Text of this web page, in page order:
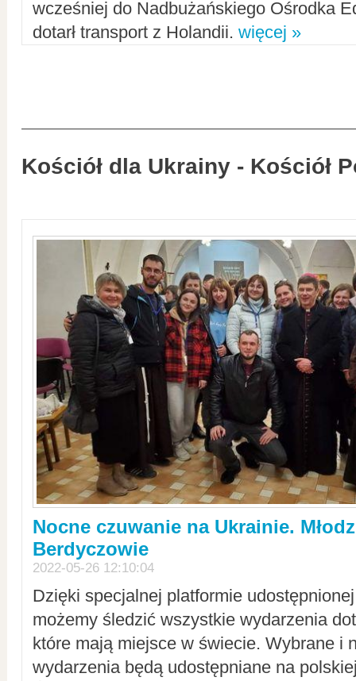
wcześniej do Nadbużańskiego Ośrodka
dotarł transport z Holandii. więcej »
Kościół dla Ukrainy - Kościół
Nocne czuwanie na Ukrainie.
Berdyczowie
2022-05-26 12:10:04
Dzięki specjalnej platformie
możemy śledzić wszystkie wydarzenia
które mają miejsce w świecie. Wybrane i
wydarzenia będą udostępniane na